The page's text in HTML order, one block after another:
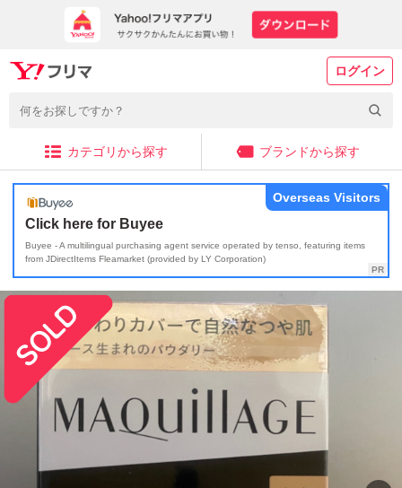
ログイン
カテゴリから探す ブランドから探す
Click here for Buyee
Buyee - A multilingual purchasing agent service operated by tenso, featuring items
from JDirectItems Fleamarket (provided by LY Corporation)
Overseas Visitors